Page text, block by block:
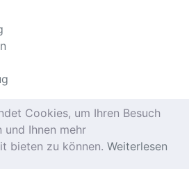
Cookies, um Ihren Besuch
Ihnen mehr
bieten zu können. Weiterlesen